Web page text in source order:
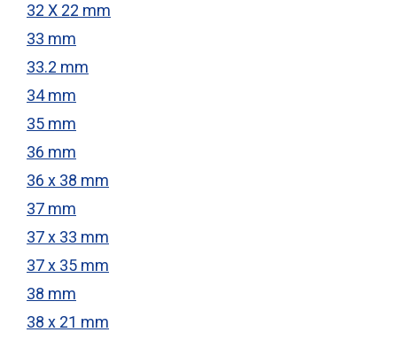
32 X 22 mm
33 mm
33.2 mm
34 mm
35 mm
36 mm
36 x 38 mm
37 mm
37 x 33 mm
37 x 35 mm
38 mm
38 x 21 mm